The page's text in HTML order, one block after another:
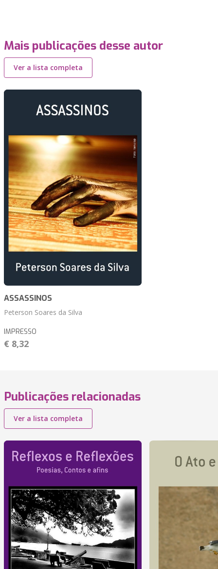
Mais publicações desse autor
Ver a lista completa
ASSASSINOS
Peterson Soares da Silva
IMPRESSO
€ 8,32
Publicações relacionadas
Ver a lista completa